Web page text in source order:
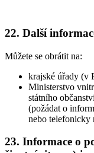
22. Další
Můžete se obrátit na:
krajské úřady (v
Ministerstvo
státního
(požádat o
nebo telefonicky
23. Informace o